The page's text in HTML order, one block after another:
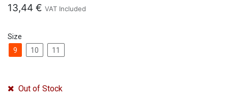
13,44 € VAT Included
Size
9 10 11
Out of Stock